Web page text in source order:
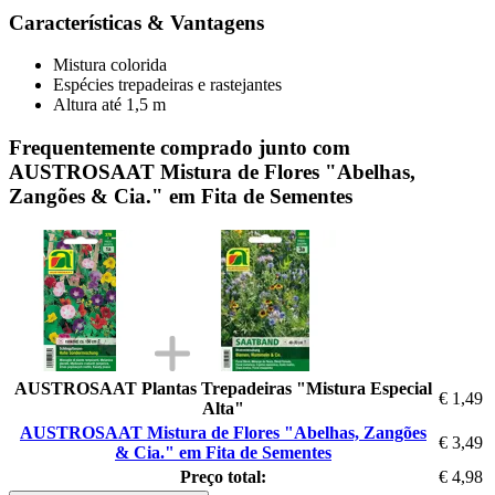
Características & Vantagens
Mistura colorida
Espécies trepadeiras e rastejantes
Altura até 1,5 m
Frequentemente comprado junto com
AUSTROSAAT Mistura de Flores "Abelhas,
Zangões & Cia." em Fita de Sementes
AUSTROSAAT Plantas Trepadeiras "Mistura Especial
Alta"
€ 1,49
AUSTROSAAT Mistura de Flores "Abelhas, Zangões
& Cia." em Fita de Sementes
€ 3,49
Preço total:
€ 4,98